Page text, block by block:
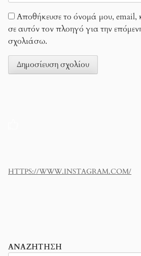
Αποθήκευσε το όνομά μου, email,
σε αυτόν τον πλοηγό για την
σχολιάσω.
HTTPS://WWW.INSTAGRAM.COM/
ΑΝΑΖΉΤΗΣΗ